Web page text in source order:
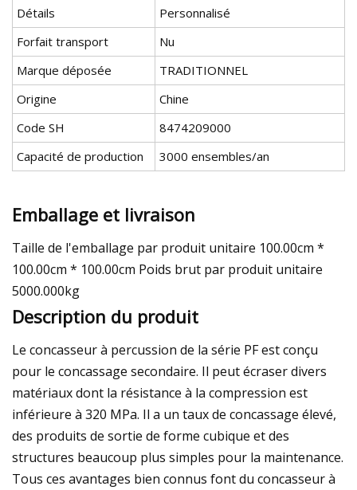
Détails
Personnalisé
Forfait transport
Nu
Marque déposée
TRADITIONNEL
Origine
Chine
Code SH
8474209000
Capacité de production
3000 ensembles/an
Emballage et livraison
Taille de l'emballage par produit unitaire 100.00cm *
100.00cm * 100.00cm Poids brut par produit unitaire
5000.000kg
Description du produit
Le concasseur à percussion de la série PF est conçu
pour le concassage secondaire. Il peut écraser divers
matériaux dont la résistance à la compression est
inférieure à 320 MPa. Il a un taux de concassage élevé,
des produits de sortie de forme cubique et des
structures beaucoup plus simples pour la maintenance.
Tous ces avantages bien connus font du concasseur à